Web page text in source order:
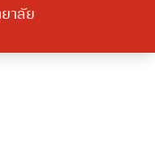
าลัย